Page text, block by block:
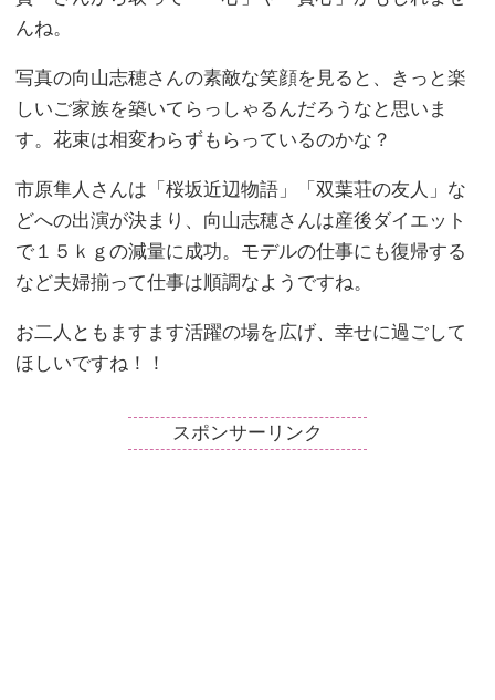
んね。
写真の向山志穂さんの素敵な笑顔を見ると、きっと楽
しいご家族を築いてらっしゃるんだろうなと思いま
す。花束は相変わらずもらっているのかな？
市原隼人さんは「桜坂近辺物語」「双葉荘の友人」な
どへの出演が決まり、向山志穂さんは産後ダイエット
で１５ｋｇの減量に成功。モデルの仕事にも復帰する
など夫婦揃って仕事は順調なようですね。
お二人ともますます活躍の場を広げ、幸せに過ごして
ほしいですね！！
スポンサーリンク